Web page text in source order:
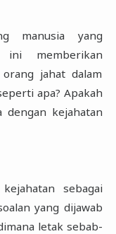
manusia yang
ini memberikan
jahat dalam
apa? Apakah
dengan kejahatan
sebagai
yang dijawab
letak sebab-